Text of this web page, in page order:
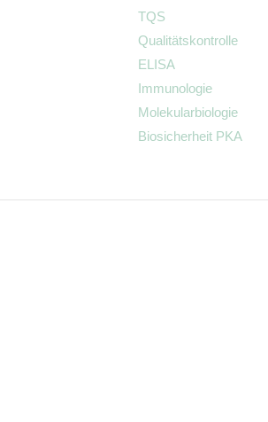
TQS
Qualitätskontrolle
ELISA
Immunologie
Molekularbiologie
Biosicherheit PKA